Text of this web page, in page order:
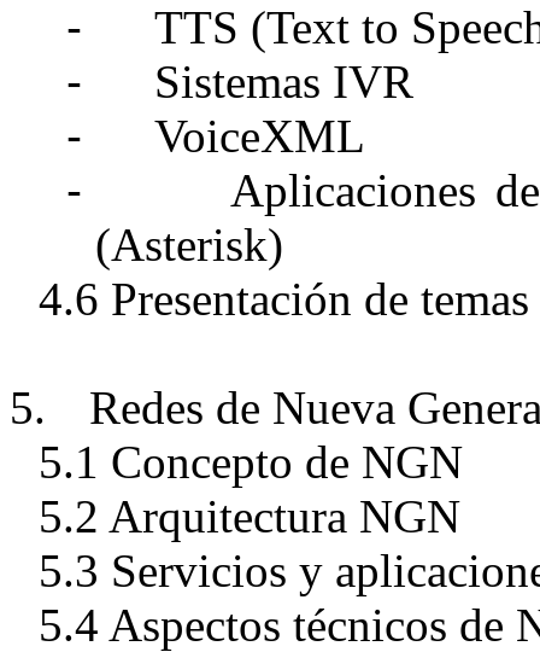
-
TTS (Text to
-
Sistemas IVR
-
VoiceXML
-
Aplicaciones
(Asterisk)
4.6 Presentación de
5.
Redes de Nueva
5.1 Concepto de NGN
5.2 Arquitectura NGN
5.3 Servicios y
5.4 Aspectos técnicos de